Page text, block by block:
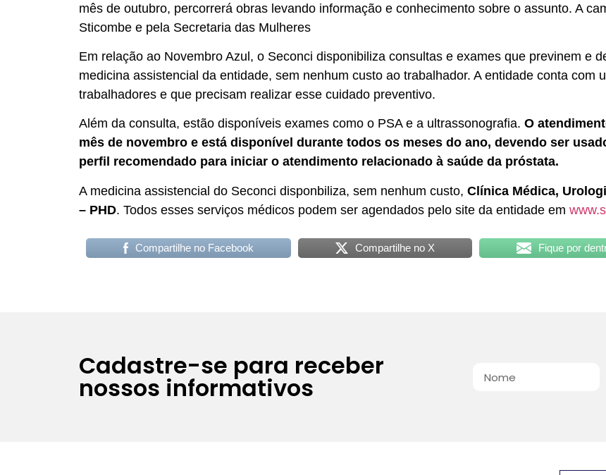
mês de outubro, percorrerá obras levando informação e conhecimento sobre o assunto. A
Sticombe e pela Secretaria das Mulheres
Em relação ao Novembro Azul, o Seconci disponibiliza consultas e exames que previnem e
medicina assistencial da entidade, sem nenhum custo ao trabalhador. A entidade conta com
trabalhadores e que precisam realizar esse cuidado preventivo.
Além da consulta, estão disponíveis exames como o PSA e a ultrassonografia. O
mês de novembro e está disponível durante todos os meses do ano, devendo ser
perfil recomendado para iniciar o atendimento relacionado à saúde da próstata.
A medicina assistencial do Seconci disponbiliza, sem nenhum custo, Clínica Médica,
– PHD. Todos esses serviços médicos podem ser agendados pelo site da entidade em
Compartilhe no Facebook Compartilhe no X Fique por
Cadastre-se para receber
nossos informativos